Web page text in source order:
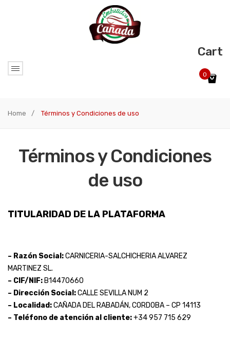
Cart
0
No products in the cart.
Home / Términos y Condiciones de uso
Términos y Condiciones
de uso
TITULARIDAD DE LA PLATAFORMA
– Razón Social:CARNICERIA-SALCHICHERIA ALVAREZ
MARTINEZ SL.
– CIF/NIF: B14470660
– Dirección Social:CALLE SEVILLA NUM 2
– Localidad:CAÑADA DEL RABADÁN, CORDOBA – CP 14113
– Teléfono de atención al cliente:+34 957 715 629